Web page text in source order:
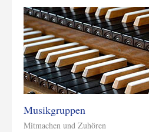
Musikgruppen
Mitmachen und Zuhören